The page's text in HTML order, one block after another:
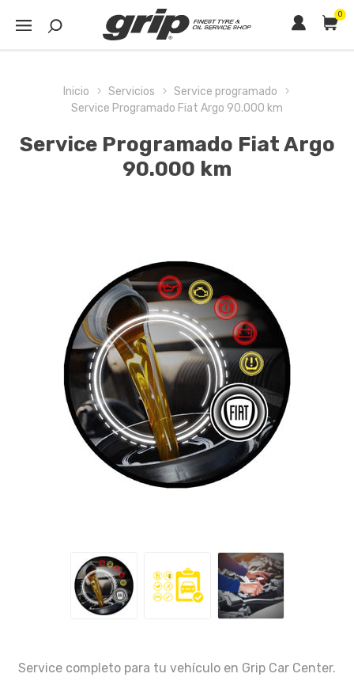
0
Inicio Servicios
Service programado
Service Programado Fiat Argo 90.000 km
Service Programado Fiat Argo
90.000 km
Service completo para tu vehículo en Grip Car Center.